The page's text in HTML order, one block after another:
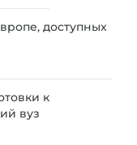
доступных
к
вуз